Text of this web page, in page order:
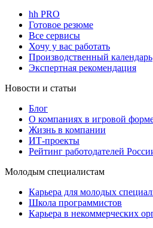
hh PRO
Готовое резюме
Все сервисы
Хочу у вас работать
Производственный календарь
Экспертная рекомендация
Новости и статьи
Блог
О компаниях в игровой
Жизнь в компании
ИТ-проекты
Рейтинг работодателей
Молодым специалистам
Карьера для молодых
Школа программистов
Карьера в некоммерческих